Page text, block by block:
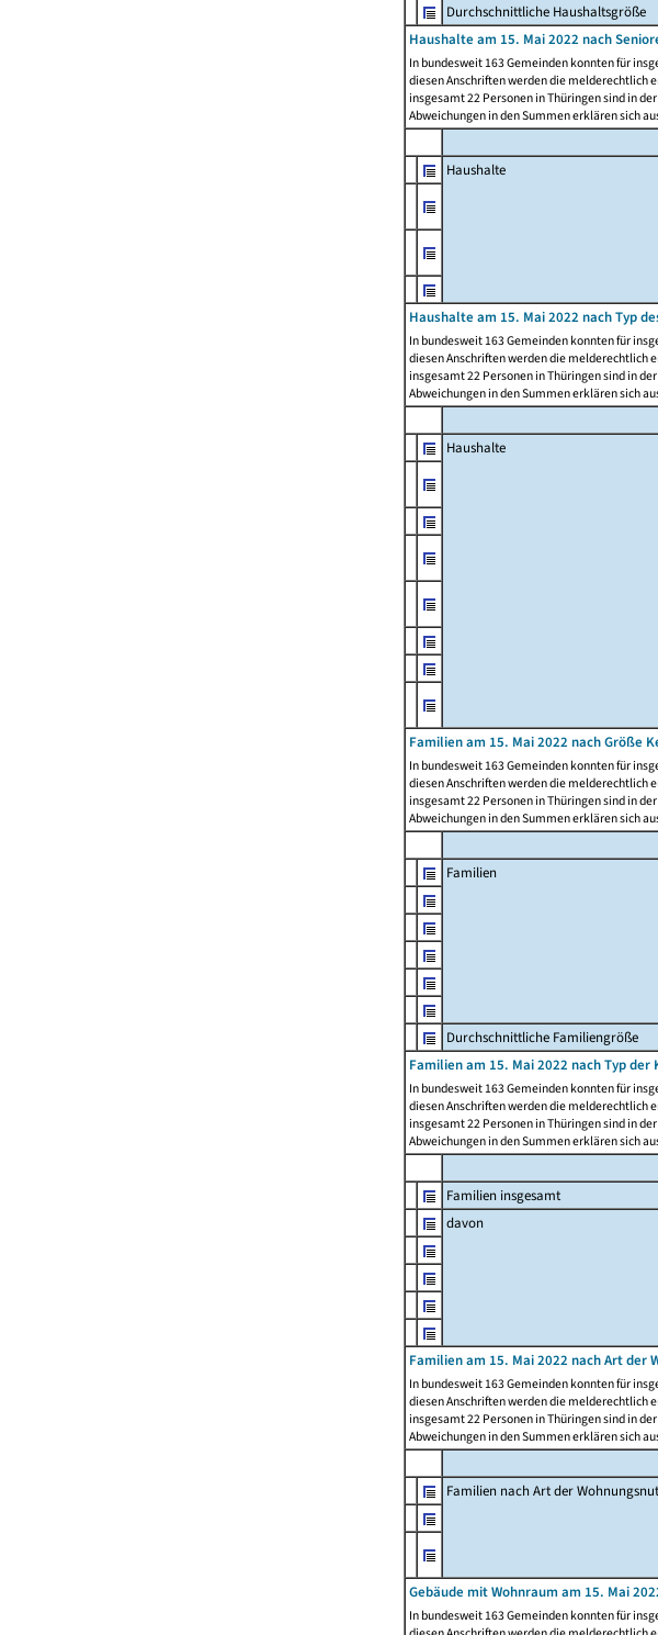
Durchschnittliche Haushaltsgröße
Haushalte am 15. Mai 2022 nach
In bundesweit 163 Gemeinden konnten für
diesen Anschriften werden die melderechtlich
insgesamt 22 Personen in Thüringen sind in
Abweichungen in den Summen erklären sich
Haushalte
Haushalte am 15. Mai 2022 nach Typ
In bundesweit 163 Gemeinden konnten für
diesen Anschriften werden die melderechtlich
insgesamt 22 Personen in Thüringen sind in
Abweichungen in den Summen erklären sich
Haushalte
Familien am 15. Mai 2022 nach Größe
In bundesweit 163 Gemeinden konnten für
diesen Anschriften werden die melderechtlich
insgesamt 22 Personen in Thüringen sind in
Abweichungen in den Summen erklären sich
Familien
Durchschnittliche Familiengröße
Familien am 15. Mai 2022 nach Typ der
In bundesweit 163 Gemeinden konnten für
diesen Anschriften werden die melderechtlich
insgesamt 22 Personen in Thüringen sind in
Abweichungen in den Summen erklären sich
Familien insgesamt
davon
Familien am 15. Mai 2022 nach Art der
In bundesweit 163 Gemeinden konnten für
diesen Anschriften werden die melderechtlich
insgesamt 22 Personen in Thüringen sind in
Abweichungen in den Summen erklären sich
Familien nach Art der
Gebäude mit Wohnraum am 15. Mai
In bundesweit 163 Gemeinden konnten für